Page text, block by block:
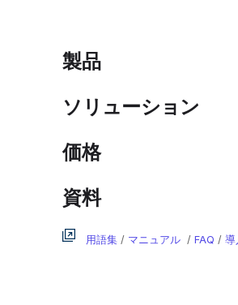
製品
ソリューション
価格
資料
用語集 / マニュアル / FAQ / 導